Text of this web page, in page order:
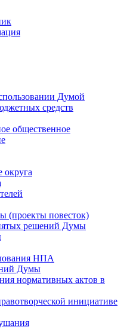
Думой
средств
общественное
округа
(проекты повесток)
решений Думы
НПА
Думы
нормативных актов в
инициативе